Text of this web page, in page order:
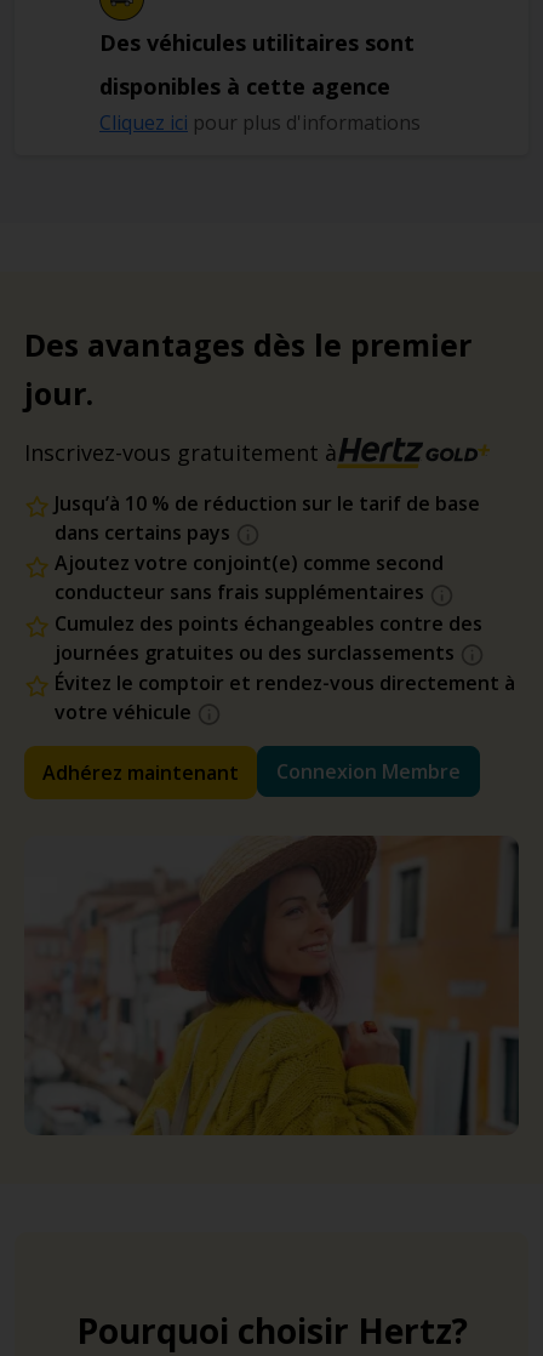
Des véhicules utilitaires sont
disponibles à cette agence
Cliquez ici pour plus d'informations
Des avantages dès le premier
jour.
Inscrivez-vous gratuitement à
Jusqu’à 10 % de réduction sur le tarif de base
dans certains pays
Ajoutez votre conjoint(e) comme second
conducteur sans frais supplémentaires
Cumulez des points échangeables contre des
journées gratuites ou des surclassements
Évitez le comptoir et rendez-vous directement à
votre véhicule
Adhérez maintenant Connexion Membre
Pourquoi choisir Hertz?